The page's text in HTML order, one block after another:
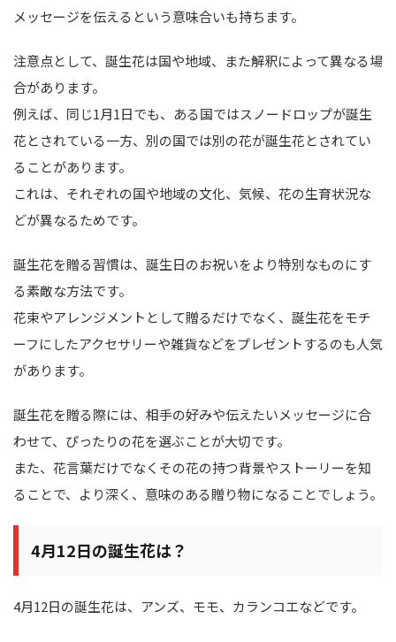
メッセージを伝えるという意味合いも持ちます。
注意点として、誕生花は国や地域、また解釈によって異なる場
合があります。
例えば、同じ1月1日でも、ある国ではスノードロップが誕生
花とされている一方、別の国では別の花が誕生花とされてい
ることがあります。
これは、それぞれの国や地域の文化、気候、花の生育状況な
どが異なるためです。
誕生花を贈る習慣は、誕生日のお祝いをより特別なものにす
る素敵な方法です。
花束やアレンジメントとして贈るだけでなく、誕生花をモチ
ーフにしたアクセサリーや雑貨などをプレゼントするのも人気
があります。
誕生花を贈る際には、相手の好みや伝えたいメッセージに合
わせて、ぴったりの花を選ぶことが大切です。
また、花言葉だけでなくその花の持つ背景やストーリーを知
ることで、より深く、意味のある贈り物になることでしょう。
4月12日の誕生花は？
4月12日の誕生花は、アンズ、モモ、カランコエなどです。